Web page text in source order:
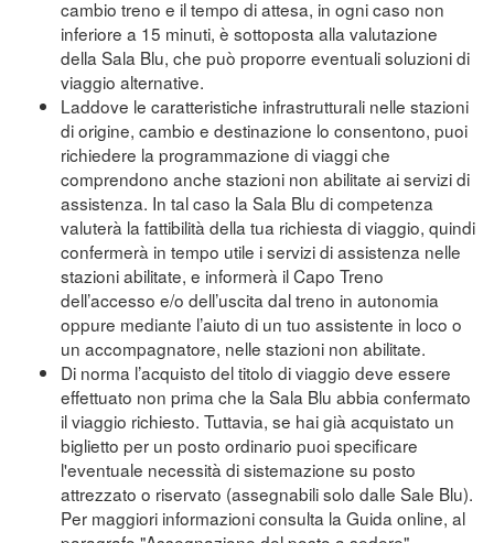
cambio treno e il tempo di attesa, in ogni caso non
inferiore a 15 minuti, è sottoposta alla valutazione
della Sala Blu, che può proporre eventuali soluzioni di
viaggio alternative.
Laddove le caratteristiche infrastrutturali nelle stazioni
di origine, cambio e destinazione lo consentono, puoi
richiedere la programmazione di viaggi che
comprendono anche stazioni non abilitate ai servizi di
assistenza. In tal caso la Sala Blu di competenza
valuterà la fattibilità della tua richiesta di viaggio, quindi
confermerà in tempo utile i servizi di assistenza nelle
stazioni abilitate, e informerà il Capo Treno
dell’accesso e/o dell’uscita dal treno in autonomia
oppure mediante l’aiuto di un tuo assistente in loco o
un accompagnatore, nelle stazioni non abilitate.
Di norma l’acquisto del titolo di viaggio deve essere
effettuato non prima che la Sala Blu abbia confermato
il viaggio richiesto. Tuttavia, se hai già acquistato un
biglietto per un posto ordinario puoi specificare
l'eventuale necessità di sistemazione su posto
attrezzato o riservato (assegnabili solo dalle Sale Blu).
Per maggiori informazioni consulta la Guida online, al